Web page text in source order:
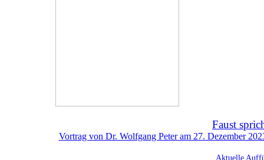
Faust
Vortrag von Dr. Wolfgang Peter am 27. Dezember
Aktuelle